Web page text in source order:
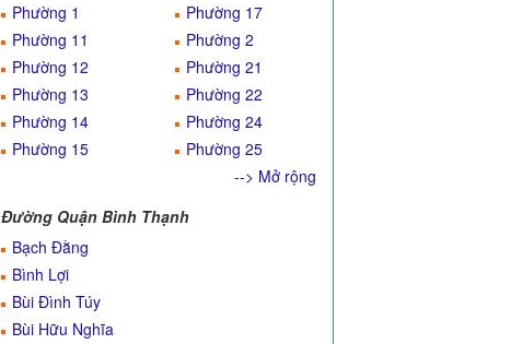
Phường 1
Phường 11
Phường 12
Phường 13
Phường 14
Phường 15
Phường 17
Phường 2
Phường 21
Phường 22
Phường 24
Phường 25
--> Mở rộng
Đường Quận Bình Thạnh
Bạch Đằng
Bình Lợi
Bùi Đình Túy
Bùi Hữu Nghĩa